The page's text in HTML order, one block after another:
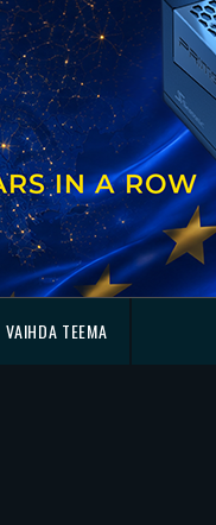
VAIHDA TEEMA